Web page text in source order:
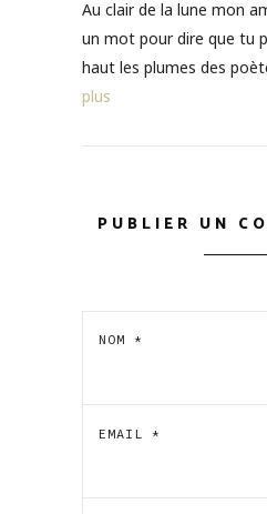
Au clair de la lune mon
un mot pour dire que tu
haut les plumes des
plus
PUBLIER UN
NOM *
EMAIL *